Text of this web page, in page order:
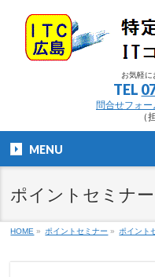
お気軽に
TEL
問合せフォー
（
MENU
ポイントセミナー
HOME » ポイントセミナー » ポイント